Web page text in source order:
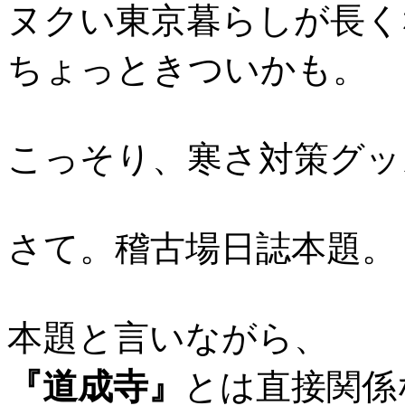
ヌクい東京暮らしが長
ちょっときついかも。
こっそり、寒さ対策グ
さて。稽古場日誌本題。
本題と言いながら、
『道成寺』
とは直接関